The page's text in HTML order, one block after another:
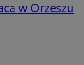
w Orzeszu